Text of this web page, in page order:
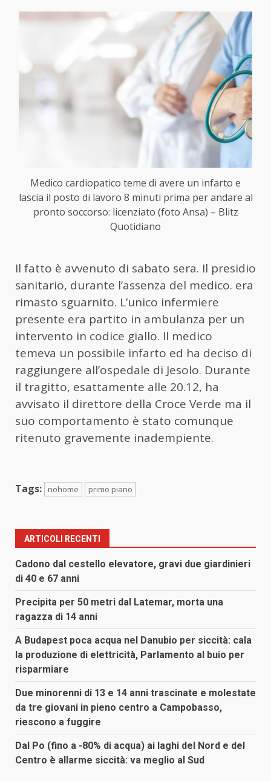
Medico cardiopatico teme di avere un infarto e
lascia il posto di lavoro 8 minuti prima per andare al
pronto soccorso: licenziato (foto Ansa) – Blitz
Quotidiano
Il fatto è avvenuto di sabato sera. Il presidio
sanitario, durante l’assenza del medico. era
rimasto sguarnito. L’unico infermiere
presente era partito in ambulanza per un
intervento in codice giallo. Il medico
temeva un possibile infarto ed ha deciso di
raggiungere all’ospedale di Jesolo. Durante
il tragitto, esattamente alle 20.12, ha
avvisato il direttore della Croce Verde ma il
suo comportamento è stato comunque
ritenuto gravemente inadempiente.
Tags: nohome primo piano
ARTICOLI RECENTI
Cadono dal cestello elevatore, gravi due giardinieri
di 40 e 67 anni
Precipita per 50 metri dal Latemar, morta una
ragazza di 14 anni
A Budapest poca acqua nel Danubio per siccità: cala
la produzione di elettricità, Parlamento al buio per
risparmiare
Due minorenni di 13 e 14 anni trascinate e molestate
da tre giovani in pieno centro a Campobasso,
riescono a fuggire
Dal Po (fino a -80% di acqua) ai laghi del Nord e del
Centro è allarme siccità: va meglio al Sud